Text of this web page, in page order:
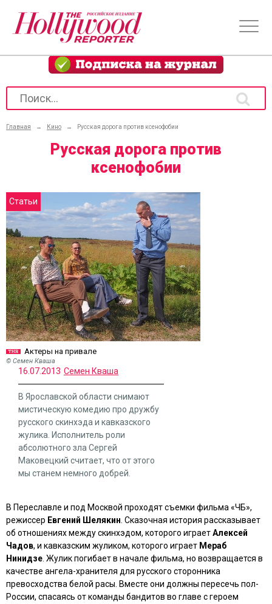
Главная → Кино → Русская дорога против ксенофобии
Русская дорога против
ксенофобии
Статьи
Актеры на привале
© Семен Кваша
16.07.2013 Семен Кваша
В Ярославской области снимают
мистическую комедию про дружбу
русского скинхэда и кавказского
жулика. Исполнитель роли
абсолютного зла Сергей
Маковецкий считает, что от этого
мы станем немного добрей.
В Переславле и под Москвой проходят съемки фильма «ЧБ»,
режиссер Евгений Шелякин . Сказочная история рассказывает
об отношениях между скинхэдом, которого играетАлексей
Чадов, и кавказским жуликом, которого играет Мераб
Нинидзе . Жулик погибает в начале фильма, но возвращается в
качестве ангела-хранителя для русского сторонника
превосходства белой расы. Вместе они должны пересечь пол-
России, спасаясь от команды бандитов во главе с героем